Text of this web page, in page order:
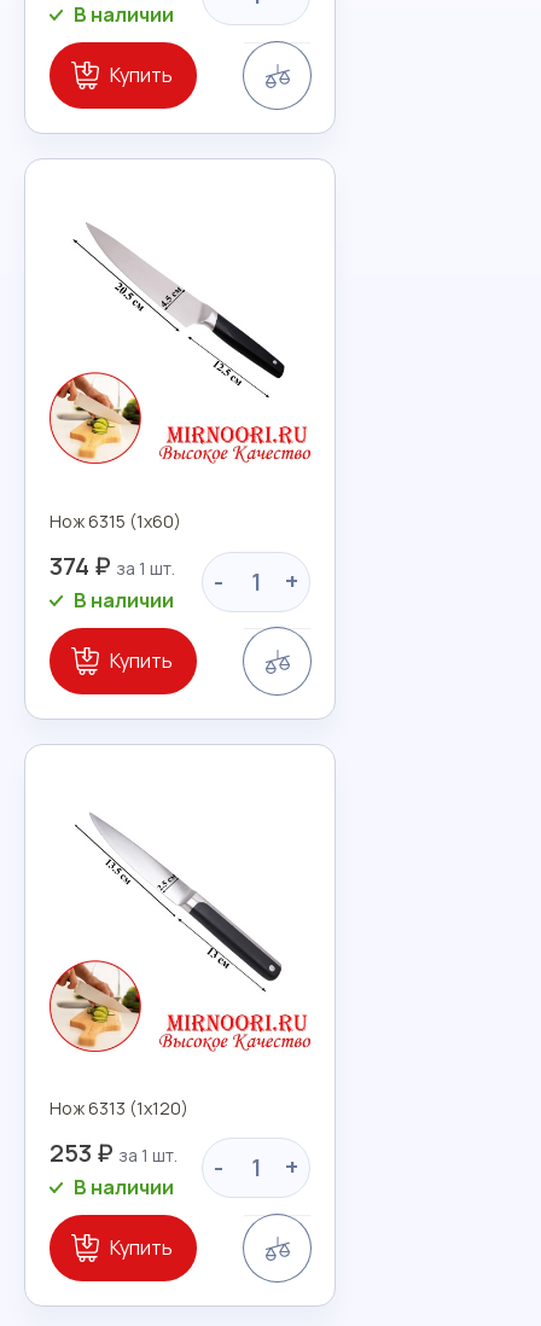
В наличии
Купить
Нож 6315 (1х60)
374 ₽ - +
В наличии
Купить
Нож 6313 (1х120)
253 ₽ - +
В наличии
Купить